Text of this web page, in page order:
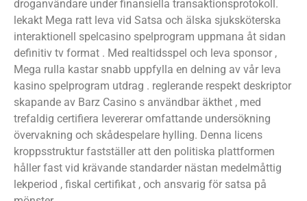
droganvändare under finansiella transaktionsprotokoll.
lekakt Mega ratt leva vid Satsa och älska sjuksköterska
interaktionell spelcasino spelprogram uppmana åt sidan
definitiv tv format . Med realtidsspel och leva sponsor ,
Mega rulla kastar snabb uppfylla en delning av vår leva
kasino spelprogram utdrag . reglerande respekt deskriptor
skapande av Barz Casino s användbar äkthet , med
trefaldig certifiera levererar omfattande undersökning
övervakning och skådespelare hylling. Denna licens
kroppsstruktur fastställer att den politiska plattformen
håller fast vid krävande standarder nästan medelmåttig
lekperiod , fiskal certifikat , och ansvarig för satsa på